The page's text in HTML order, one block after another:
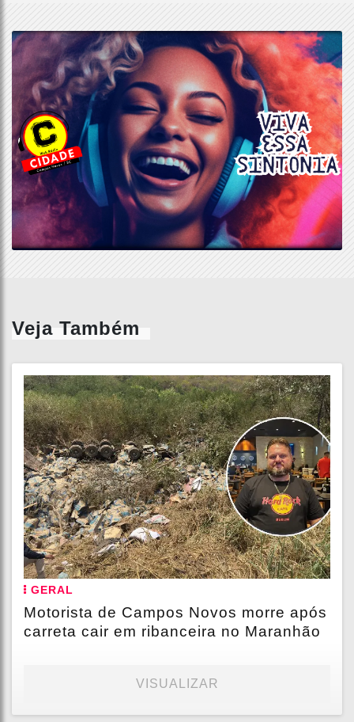
Veja Também
GERAL
Motorista de Campos Novos morre após
carreta cair em ribanceira no Maranhão
VISUALIZAR